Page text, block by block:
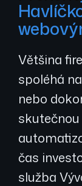
Většina
spoléhá
nebo
čas
služba